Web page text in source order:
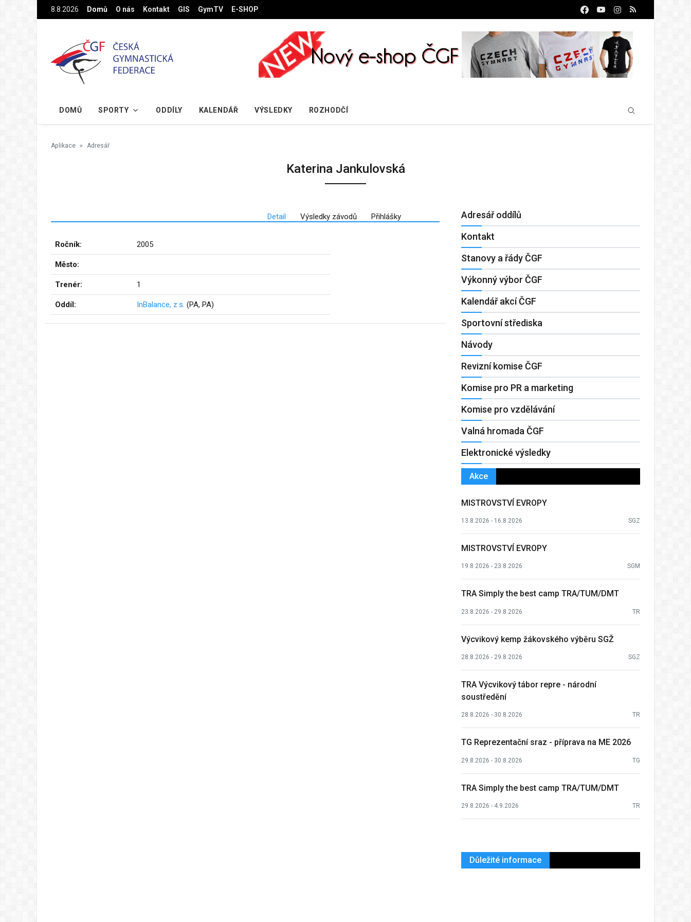
Na hlavní obsah8.8.2026 Domů O nás Kontakt GIS GymTV E-SHOP
DOMŮ SPORTY ODDÍLY KALENDÁŘ VÝSLEDKY ROZHODČÍ
Aplikace Adresář
Katerina Jankulovská
Detail Výsledky závodů Přihlášky
Ročník: 2005
Město:
Trenér: 1
Oddíl: InBalance, z.s. (PA, PA)
Adresář oddílů
Kontakt
Stanovy a řády ČGF
Výkonný výbor ČGF
Kalendář akcí ČGF
Sportovní střediska
Návody
Revizní komise ČGF
Komise pro PR a marketing
Komise pro vzdělávání
Valná hromada ČGF
Elektronické výsledky
Akce
MISTROVSTVÍ EVROPY
13.8.2026 - 16.8.2026 SGZ
MISTROVSTVÍ EVROPY
19.8.2026 - 23.8.2026 SGM
TRA Simply the best camp TRA/TUM/DMT
23.8.2026 - 29.8.2026 TR
Výcvikový kemp žákovského výběru SGŽ
28.8.2026 - 29.8.2026 SGZ
TRA Výcvikový tábor repre - národní
soustředění
28.8.2026 - 30.8.2026 TR
TG Reprezentační sraz - příprava na ME 2026
29.8.2026 - 30.8.2026 TG
TRA Simply the best camp TRA/TUM/DMT
29.8.2026 - 4.9.2026 TR
Důležité informace